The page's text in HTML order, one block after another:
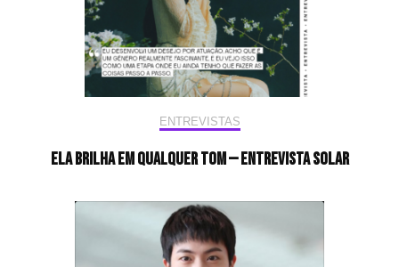
ENTREVISTAS
Ela brilha em qualquer tom — Entrevista Solar